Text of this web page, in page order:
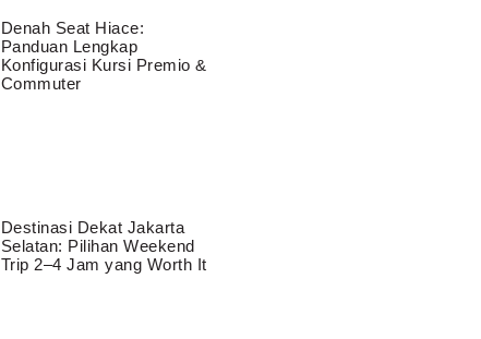
Denah Seat Hiace:
Panduan Lengkap
Konfigurasi Kursi Premio &
Commuter
Destinasi Dekat Jakarta
Selatan: Pilihan Weekend
Trip 2–4 Jam yang Worth It